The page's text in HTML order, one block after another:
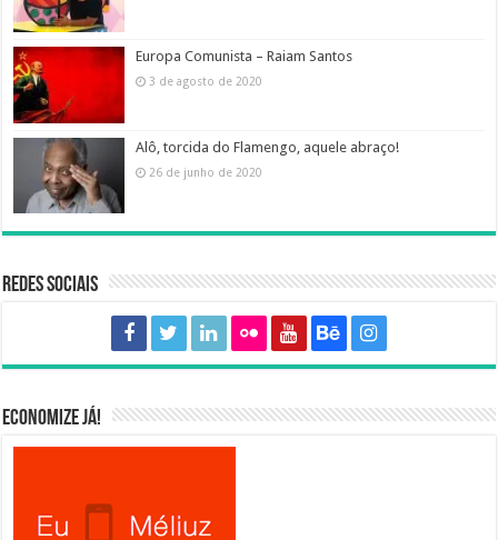
Europa Comunista – Raiam Santos
3 de agosto de 2020
Alô, torcida do Flamengo, aquele abraço!
26 de junho de 2020
Redes sociais
Economize já!